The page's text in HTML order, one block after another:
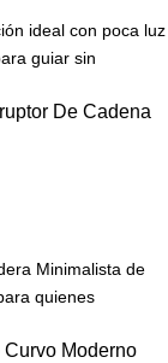
ideal con poca luz
guiar sin
De Cadena
Minimalista de
quienes
Moderno